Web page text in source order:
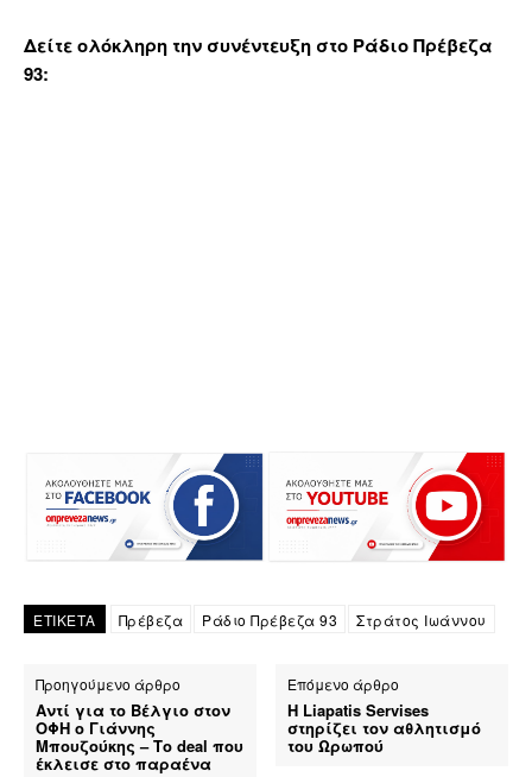
Δείτε ολόκληρη την συνέντευξη στο Ράδιο Πρέβεζα
93:
ΕΤΙΚΕΤΑ Πρέβεζα Ράδιο Πρέβεζα 93 Στράτος Ιωάννου
Προηγούμενο άρθρο
Αντί για το Βέλγιο στον
ΟΦΗ ο Γιάννης
Μπουζούκης – Το deal που
έκλεισε στο παραένα
Επόμενο άρθρο
Η Liapatis Servises
στηρίζει τον αθλητισμό
του Ωρωπού